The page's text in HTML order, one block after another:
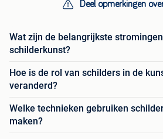
Deel opmerkingen
Wat zijn de belangrijkste
schilderkunst?
Hoe is de rol van schilders in de
veranderd?
Welke technieken gebruiken
maken?